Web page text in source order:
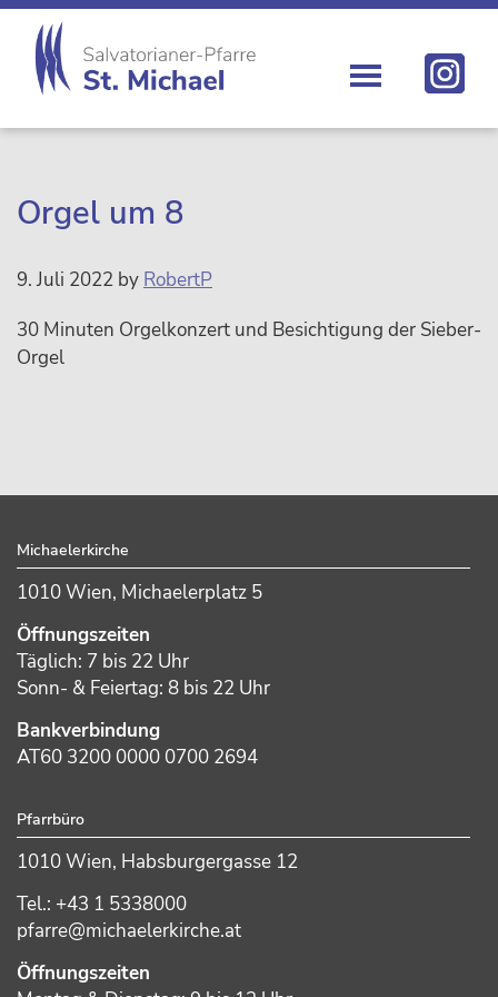
Zur
Hauptnavigation
springen
Skip
main
content
Zur
Hauptsidebar
springen
Zur
Fußzeile
springen
Michael
Michaelerkirche
Wiens
Orgel um 8
9. Juli 2022 by RobertP
30 Minuten Orgelkonzert und Besichtigung der Sieber-
Orgel
Michaelerkirche
1010 Wien, Michaelerplatz 5
Öffnungszeiten
Täglich: 7 bis 22 Uhr
Sonn- & Feiertag: 8 bis 22 Uhr
Bankverbindung
AT60 3200 0000 0700 2694
Pfarrbüro
1010 Wien, Habsburgergasse 12
Tel.: +43 1 5338000
pfarre@michaelerkirche.at
Öffnungszeiten